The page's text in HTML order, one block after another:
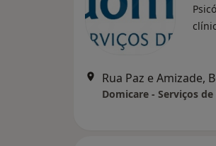
Rua Paz e Amizade,
Domicare - Serviços de